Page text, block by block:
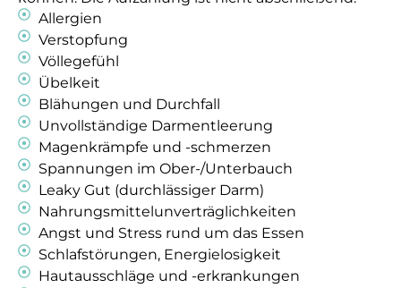
Allergien
Verstopfung
Völlegefühl
Übelkeit
Blähungen und Durchfall
Unvollständige Darmentleerung
Magenkrämpfe und -schmerzen
Spannungen im Ober-/Unterbauch
Leaky Gut (durchlässiger Darm)
Nahrungsmittelunverträglichkeiten
Angst und Stress rund um das Essen
Schlafstörungen, Energielosigkeit
Hautausschläge und -erkrankungen